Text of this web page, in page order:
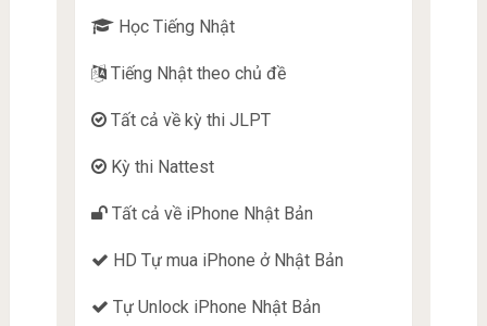
Học Tiếng Nhật
Tiếng Nhật theo chủ đề
Tất cả về kỳ thi JLPT
Kỳ thi Nattest
Tất cả về iPhone Nhật Bản
HD Tự mua iPhone ở Nhật Bản
Tự Unlock iPhone Nhật Bản